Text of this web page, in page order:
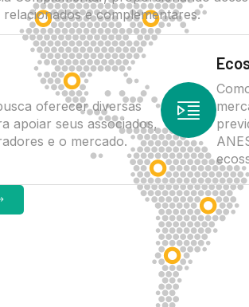
e complementares.
oferecer diversas
apoiar seus associados,
e o mercado.